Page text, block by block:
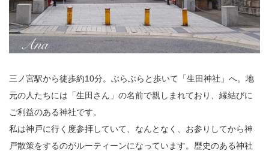
三ノ宮駅から徒歩約10分。ぶらぶらと歩いて「生田神社」へ。地
元の人たちには「生田さん」の名前で親しまれており、縁結びに
ご利益のある神社です。
私は神戸に行く度参拝していて、なんとなく、お参りしてから神
戸散策をするのがルーティーンになっています。歴史のある神社